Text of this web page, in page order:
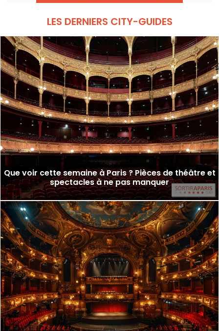
LES DERNIERS CITY-GUIDES
Que voir cette semaine à Paris ? Pièces de théâtre et
spectacles à ne pas manquer